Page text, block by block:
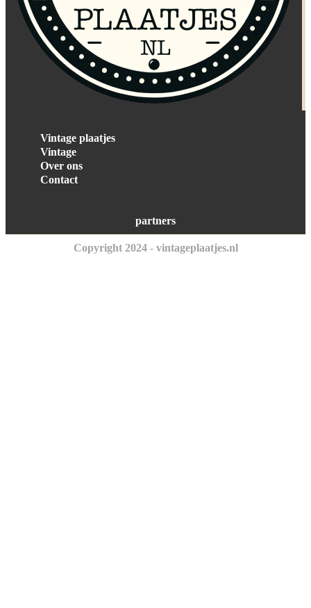
Vintage plaatjes
Vintage
Over ons
Contact
partners
Copyright 2024 - vintageplaatjes.nl